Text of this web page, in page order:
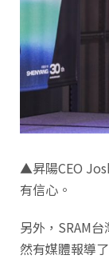
▲昇陽CEO
有信心。
另外，SRAM
然有媒體報導